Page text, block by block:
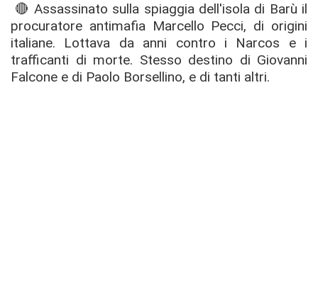
🔴 Assassinato sulla spiaggia dell'isola di Barù il
procuratore antimafia Marcello Pecci, di origini
italiane. Lottava da anni contro i Narcos e i
trafficanti di morte. Stesso destino di Giovanni
Falcone e di Paolo Borsellino, e di tanti altri.